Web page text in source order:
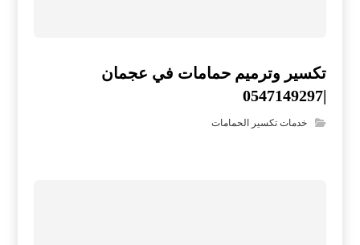
تكسير وترميم حمامات في عجمان
|0547149297
خدمات تكسير الحمامات